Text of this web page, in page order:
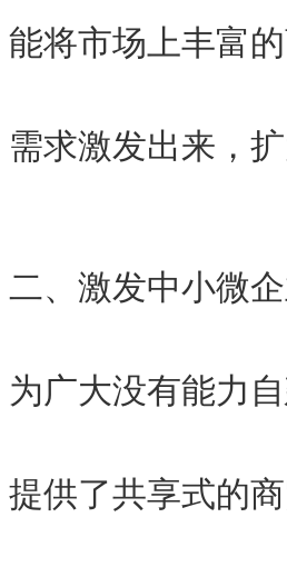
能将市场上丰富
需求激发出来，
二、激发中小微
为广大没有能力
提供了共享式的